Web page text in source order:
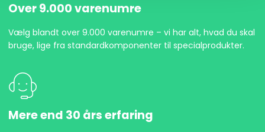
Over 9.000 varenumre
Vælg blandt over 9.000 varenumre – vi har alt, hvad du skal
bruge, lige fra standardkomponenter til specialprodukter.
Mere end 30 års erfaring